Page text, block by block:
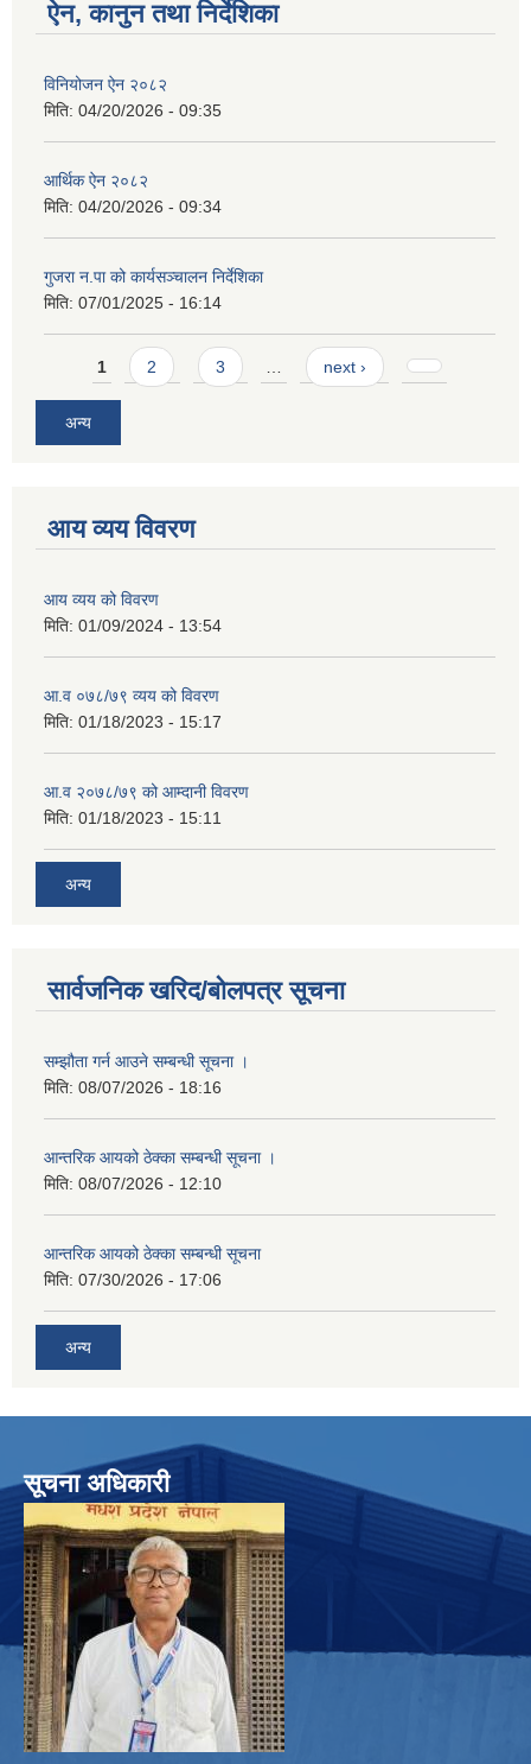
ऐन, कानुन तथा निर्देशिका
विनियोजन ऐन २०८२
मिति: 04/20/2026 - 09:35
आर्थिक ऐन २०८२
मिति: 04/20/2026 - 09:34
गुजरा न.पा को कार्यसञ्चालन निर्देशिका
मिति: 07/01/2025 - 16:14
Pages
1 2 3 … next ›
अन्य
आय व्यय विवरण
आय व्यय को विवरण
मिति: 01/09/2024 - 13:54
आ.व ०७८/७९ व्यय को विवरण
मिति: 01/18/2023 - 15:17
आ.व २०७८/७९ को आम्दानी विवरण
मिति: 01/18/2023 - 15:11
अन्य
सार्वजनिक खरिद/बोलपत्र सूचना
सम्झौता गर्न आउने सम्बन्धी सूचना ।
मिति: 08/07/2026 - 18:16
आन्तरिक आयको ठेक्का सम्बन्धी सूचना ।
मिति: 08/07/2026 - 12:10
आन्तरिक आयको ठेक्का सम्बन्धी सूचना
मिति: 07/30/2026 - 17:06
अन्य
सूचना अधिकारी